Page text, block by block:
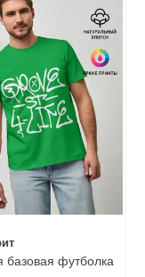
базовая футболка